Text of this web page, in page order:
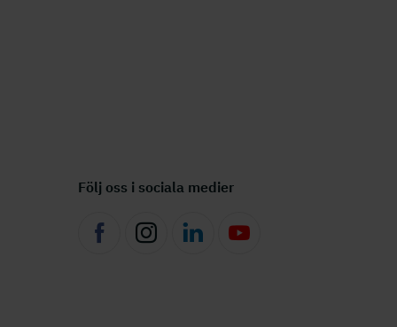
Följ oss i sociala medier